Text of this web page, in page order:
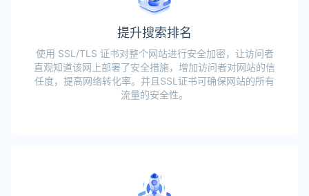
提升搜索排名
使用 SSL/TLS 证书对整个网站进行安全加密，让访问者
直观知道该网上部署了安全措施，增加访问者对网站的信
任度，提高网络转化率。并且SSL证书可确保网站的所有
流量的安全性。